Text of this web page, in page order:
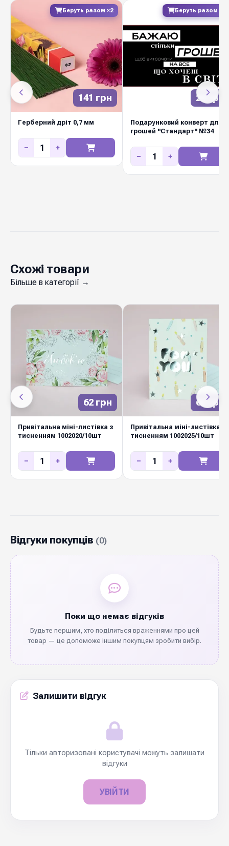
Виробник Україна
Листівки міні з тисненням
— елегантний
спосіб передати теплі слова разом із квітами.
Якісний щільний картон, охайний друк,
приємний на дотик матеріал та сучасний
дизайн роблять листівку повноцінною
днів народження, корпоративних свят, ювілеїв
та щоденних флористичних замовлень.
Замовляйте оптом у Diamond Pack —
141 грн
Беруть разом ×2
Герберний дріт 0,7 мм
− +
24 грн
Беруть разом ×2
Подарунковий конверт для
грошей "Стандарт" №34
− +
Схожі товари
Більше в категорії →
62 грн
Привітальна міні-листівка з
тисненням 1002020/10шт
− +
62 грн
Привітальна міні-листівка з
тисненням 1002025/10шт
− +
Відгуки покупців (0)
Поки що немає відгуків
Будьте першим, хто поділиться враженнями про цей
товар — це допоможе іншим покупцям зробити вибір.
Залишити відгук
Тільки авторизовані користувачі можуть залишати
відгуки
УВІЙТИ